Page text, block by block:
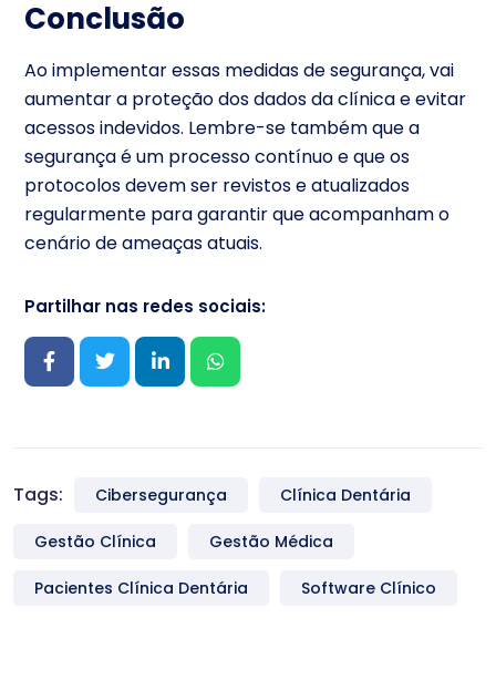
Conclusão
Ao implementar essas medidas de segurança, vai
aumentar a proteção dos dados da clínica e evitar
acessos indevidos. Lembre-se também que a
segurança é um processo contínuo e que os
protocolos devem ser revistos e atualizados
regularmente para garantir que acompanham o
cenário de ameaças atuais.
Partilhar nas redes sociais:
Tags: Cibersegurança Clínica Dentária
Gestão Clínica Gestão Médica
Pacientes Clínica Dentária Software Clínico